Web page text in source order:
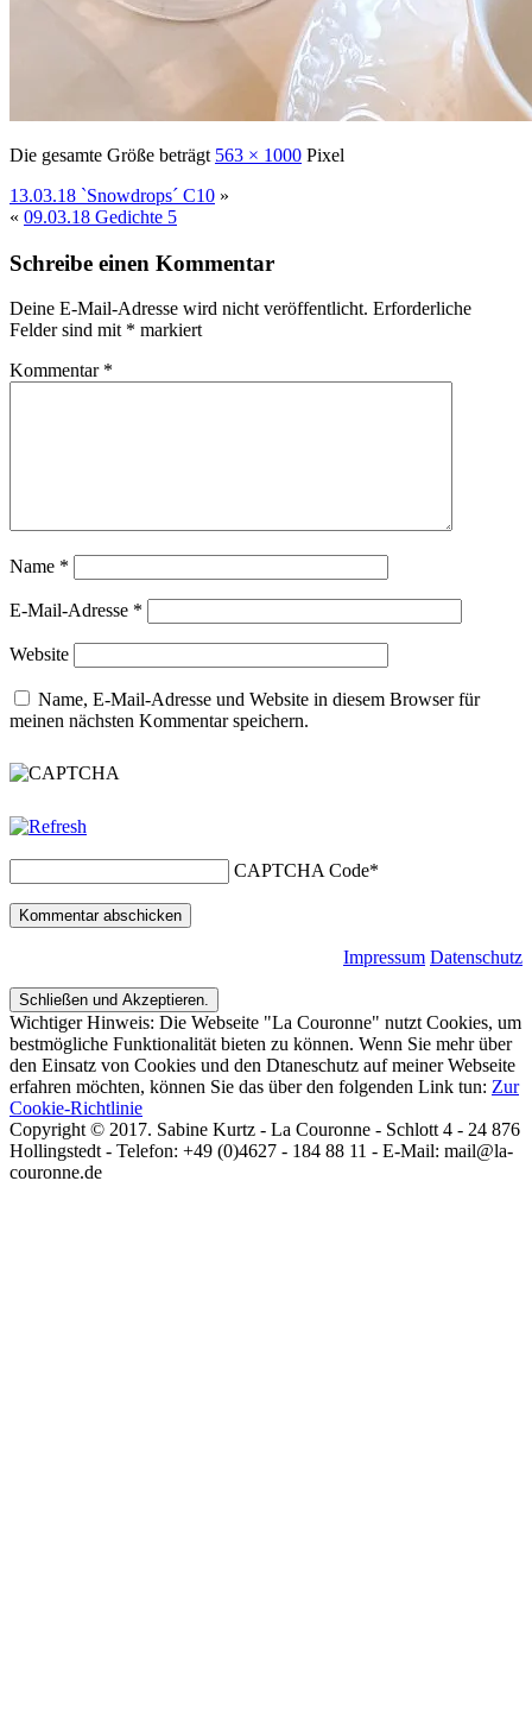
Die gesamte Größe beträgt 563 × 1000 Pixel
13.03.18 `Snowdrops´ C10 »
« 09.03.18 Gedichte 5
Schreibe einen Kommentar
Deine E-Mail-Adresse wird nicht veröffentlicht. Erforderliche
Felder sind mit * markiert
Kommentar *
Name *
E-Mail-Adresse *
Website
Name, E-Mail-Adresse und Website in diesem Browser für
meinen nächsten Kommentar speichern.
CAPTCHA Code*
Impressum Datenschutz
Wichtiger Hinweis: Die Webseite "La Couronne" nutzt Cookies, um
bestmögliche Funktionalität bieten zu können. Wenn Sie mehr über
den Einsatz von Cookies und den Dtaneschutz auf meiner Webseite
erfahren möchten, können Sie das über den folgenden Link tun: Zur
Cookie-Richtlinie
Copyright © 2017. Sabine Kurtz - La Couronne - Schlott 4 - 24 876
Hollingstedt - Telefon: +49 (0)4627 - 184 88 11 - E-Mail: mail@la-
couronne.de